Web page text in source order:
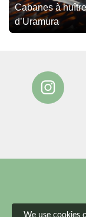
Cabanes à
d’Uramura
We use cookies